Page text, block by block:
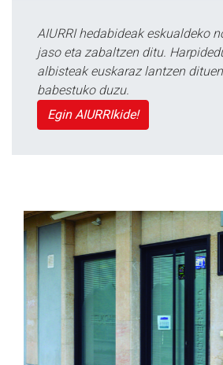
AIURRI hedabideak eskualdeko
jaso eta zabaltzen ditu.
albisteak euskaraz lantzen
babestuko duzu.
Egin AIURRIkide!